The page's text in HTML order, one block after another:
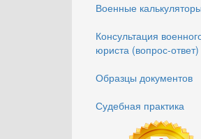
Военные калькуляторы
Консультация
юриста (вопрос-ответ)
Образцы документов
Судебная практика